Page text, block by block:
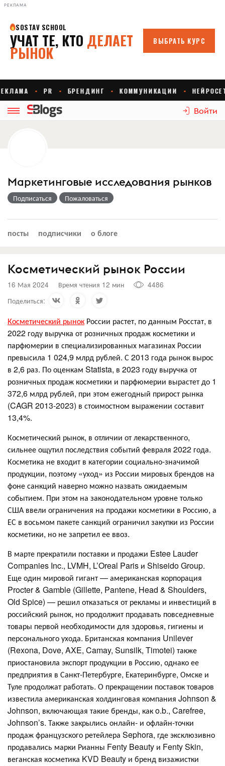
РЕКЛАМА
Войти
Маркетинговые исследования рынков
Подписаться Пожаловаться
посты подписчики о блоге
Косметический рынок России
16 Мая 2024 Время чтения 12 мин
4486
Поделиться:
Косметический рынок России растет, по данным Росстат, в
2022 году выручка от розничных продаж косметики и
парфюмерии в специализированных магазинах России
превысила 1 024,9 млрд рублей. С 2013 года рынок вырос
в 2,6 раз. По оценкам Statista, в 2023 году выручка от
розничных продаж косметики и парфюмерии вырастет до 1
372,6 млрд рублей, при этом ежегодный прирост рынка
(CAGR 2013-2023) в стоимостном выражении составит
13,4%.
Косметический рынок, в отличии от лекарственного,
сильнее ощутил последствия событий февраля 2022 года.
Косметика не входит в категории социально-значимой
продукции, поэтому «уход» из России мировых брендов на
фоне санкций наверно можно назвать ожидаемым
событием. При этом на законодательном уровне только
США ввели ограничения на продажи косметики в Россию, а
ЕС в восьмом пакете санкций ограничил закупки из России
косметики, но не запретил ее ввоз.
В марте прекратили поставки и продажи Estee Lauder
Companies Inc., LVMH, L’Oreal Paris и Shiseido Group.
Еще один мировой гигант — американская корпорация
Procter & Gamble (Gillette, Pantene, Head & Shoulders,
Old Spice) — решил отказаться от рекламы и инвестиций в
российский рынок, но продолжит продавать повседневные
товары первой необходимости для здоровья, гигиены и
персонального ухода. Британская компания Unilever
(Rexona, Dove, AXE, Camay, Sunsilk, Timotei) также
приостановила экспорт продукции в Россию, однако ее
предприятия в Санкт-Петербурге, Екатеринбурге, Омске и
Туле продолжат работать. О прекращении поставок товаров
известила американская холдинговая компания Johnson &
Johnson, включающая такие бренды, как o.b., Carefree,
Johnson’s. Также закрылись онлайн- и офлайн-точки
продаж французского ретейлера Sephora, где эксклюзивно
продавались марки Рианны Fenty Beauty и Fenty Skin,
веганская косметика KVD Beauty и бренд визажистки